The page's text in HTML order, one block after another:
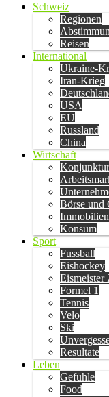
Schweiz
Regionen
Reisen
International
Ukraine-
Iran-Krieg
USA
EU
Russland
China
Wirtschaft
Konjunktur
Börse und
Immobilien
Konsum
Sport
Fussball
Eishockey
Eismeister
Formel 1
Tennis
Velo
Ski
Resultate
Leben
Gefühle
Food